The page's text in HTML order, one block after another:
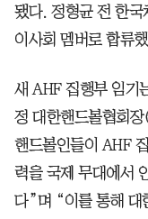
됐다. 정형균 전 한국
이사회 멤버로 합류
새 AHF 집행부 임기
정 대한핸드볼협회
핸드볼인들이 AHF
력을 국제 무대에서
다”며 “이를 통해 대